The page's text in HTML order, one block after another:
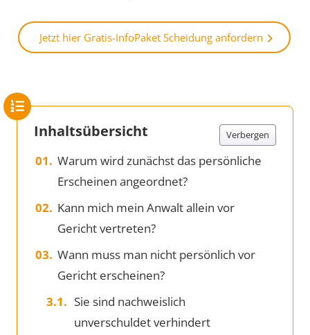
Jetzt hier Gratis-InfoPaket Scheidung anfordern
Inhaltsübersicht Verbergen
Warum wird zunächst das persönliche
Erscheinen angeordnet?
Kann mich mein Anwalt allein vor
Gericht vertreten?
Wann muss man nicht persönlich vor
Gericht erscheinen?
Sie sind nachweislich
unverschuldet verhindert